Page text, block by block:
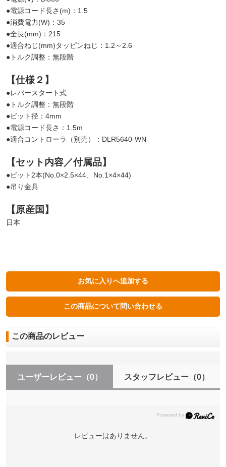
●電源コード長さ(m)：1.5
●消費電力(W)：35
●全長(mm)：215
●適合ねじ(mm)タッピンねじ：1.2～2.6
●トルク調整：無段階
【仕様２】
●レバースタート式
●トルク調整：無段階
●ビット径：4mm
●電源コード長さ：1.5m
●適合コントローラ（別売）：DLR5640-WN
【セット内容／付属品】
●ビット2本(No.0×2.5×44、No.1×4×44)
●吊り金具
【原産国】
日本
この商品のレビュー
ユーザーレビュー （0） スタッフレビュー（0）
レビューはありません。